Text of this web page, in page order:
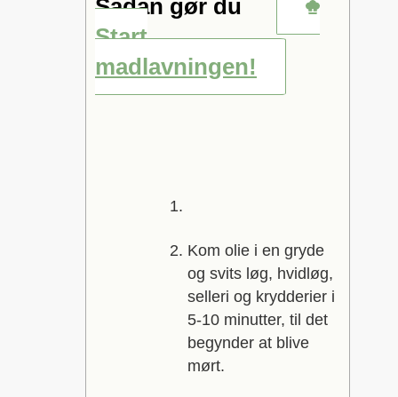
Sådan gør du
Start
madlavningen!
Kom olie i en gryde
og svits løg, hvidløg,
selleri og krydderier i
5-10 minutter, til det
begynder at blive
mørt.